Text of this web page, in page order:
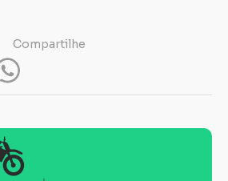
Compartilhe